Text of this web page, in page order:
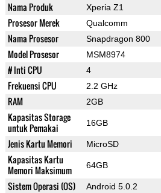
Nama Produk Xperia Z1
Prosesor Merek Qualcomm
Nama Prosesor Snapdragon 800
Model Prosesor MSM8974
# Inti CPU 4
Frekuensi CPU 2.2 GHz
RAM 2GB
Kapasitas Storage
untuk Pemakai
16GB
Jenis Kartu Memori MicroSD
Kapasitas Kartu
Memori Maksimum
64GB
Sistem Operasi (OS) Android 5.0.2